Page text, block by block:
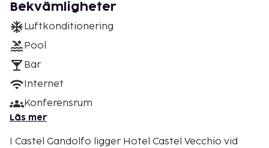
Bekvämligheter
Luftkonditionering
Pool
Bar
Internet
Konferensrum
Läs mer
I Castel Gandolfo ligger Hotel Castel Vecchio vid